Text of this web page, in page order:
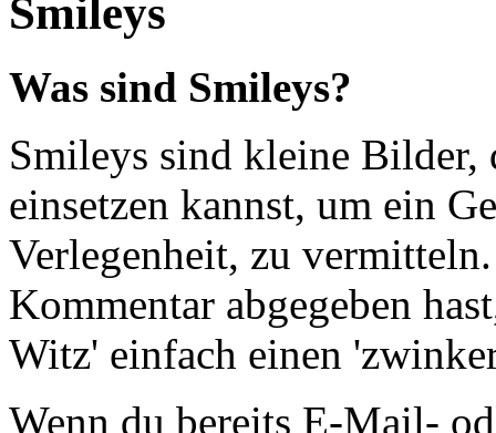
Smileys
Was sind Smileys?
Smileys sind kleine Bilder,
einsetzen kannst, um ein
Verlegenheit, zu
Kommentar abgegeben
Witz' einfach einen
Wenn du bereits E-Mail-